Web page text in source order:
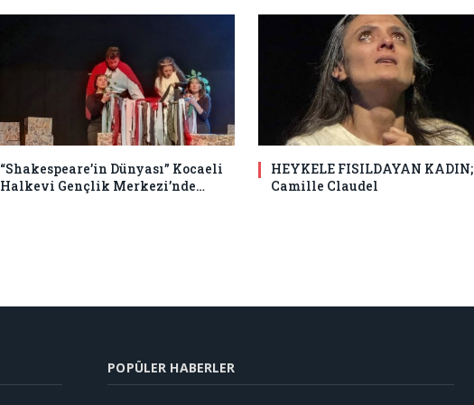
“Shakespeare’in Dünyası” Kocaeli
Halkevi Gençlik Merkezi’nde…
HEYKELE FISILDAYAN KADIN;
Camille Claudel
POPÜLER HABERLER